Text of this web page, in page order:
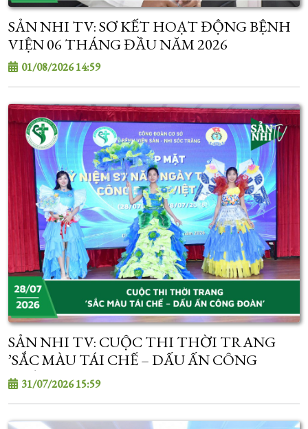
SẢN NHI TV: SƠ KẾT HOẠT ĐỘNG BỆNH
VIỆN 06 THÁNG ĐẦU NĂM 2026
01/08/2026 14:59
SẢN NHI TV: CUỘC THI THỜI TRANG
’SẮC MÀU TÁI CHẾ – DẤU ẤN CÔNG
ĐOÀN’
31/07/2026 15:59